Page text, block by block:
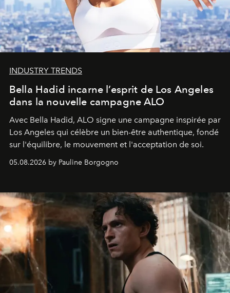
INDUSTRY TRENDS
Bella Hadid incarne l’esprit de Los Angeles
dans la nouvelle campagne ALO
Avec Bella Hadid, ALO signe une campagne inspirée par
Los Angeles qui célèbre un bien-être authentique, fondé
sur l'équilibre, le mouvement et l'acceptation de soi.
05.08.2026 by Pauline Borgogno